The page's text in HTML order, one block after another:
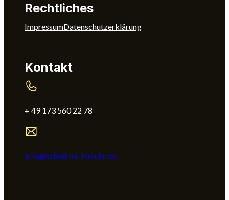
Rechtliches
ImpressumDatenschutz­erklärung
Kontakt
+ 49 173 560 22 78
info@sebnitzer-hirsche.de